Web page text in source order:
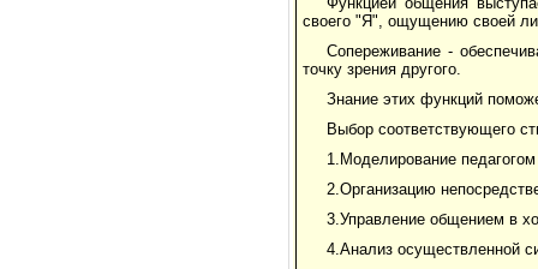
своего "Я", ощущению своей
Сопереживание -
точку зрения другого.
Знание этих функций
Выбор соответствующего
1.Моделирование
2.Организацию
3.Управление общением в
4.Анализ осуществленной